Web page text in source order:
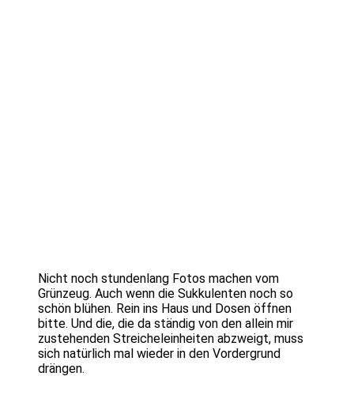
Nicht noch stundenlang Fotos machen vom
Grünzeug. Auch wenn die Sukkulenten noch so
schön blühen. Rein ins Haus und Dosen öffnen
bitte. Und die, die da ständig von den allein mir
zustehenden Streicheleinheiten abzweigt, muss
sich natürlich mal wieder in den Vordergrund
drängen.